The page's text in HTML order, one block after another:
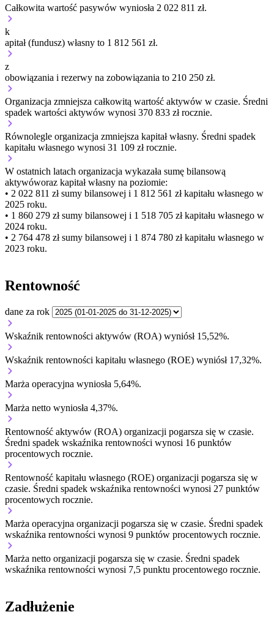
Całkowita wartość pasywów wyniosła 2 022 811 zł.
k
apitał (fundusz) własny to 1 812 561 zł.
z
obowiązania i rezerwy na zobowiązania to 210 250 zł.
Organizacja zmniejsza całkowitą wartość aktywów w czasie. Średni
spadek wartości aktywów wynosi 370 833 zł rocznie.
Równolegle organizacja zmniejsza kapitał własny. Średni spadek
kapitału własnego wynosi 31 109 zł rocznie.
W ostatnich latach organizacja wykazała sumę bilansową
aktywóworaz kapitał własny na poziomie:
• 2 022 811 złsumy bilansowej i 1 812 561 zł kapitału własnego w
2025 roku.
• 1 860 279 złsumy bilansowej i 1 518 705 zł kapitału własnego w
2024 roku.
• 2 764 478 złsumy bilansowej i 1 874 780 zł kapitału własnego w
2023 roku.
Rentowność
dane za rok
Wskaźnik rentowności aktywów (ROA) wyniósł 15,52%.
Wskaźnik rentowności kapitału własnego (ROE) wyniósł 17,32%.
Marża operacyjna wyniosła 5,64%.
Marża netto wyniosła 4,37%.
Rentowność aktywów (ROA) organizacji pogarsza się w czasie.
Średni spadek wskaźnika rentowności wynosi 16 punktów
procentowych rocznie.
Rentowność kapitału własnego (ROE) organizacji pogarsza się w
czasie. Średni spadek wskaźnika rentowności wynosi 27 punktów
procentowych rocznie.
Marża operacyjna organizacji pogarsza się w czasie. Średni spadek
wskaźnika rentowności wynosi 9 punktów procentowych rocznie.
Marża netto organizacji pogarsza się w czasie. Średni spadek
wskaźnika rentowności wynosi 7,5 punktu procentowego rocznie.
Zadłużenie